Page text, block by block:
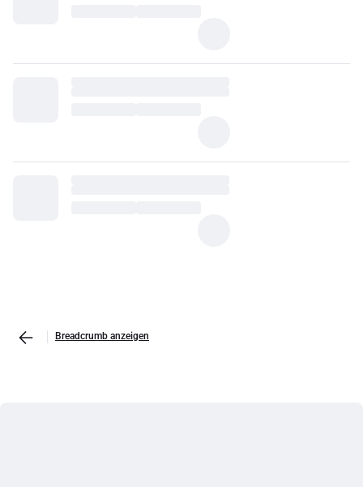
Breadcrumb anzeigen